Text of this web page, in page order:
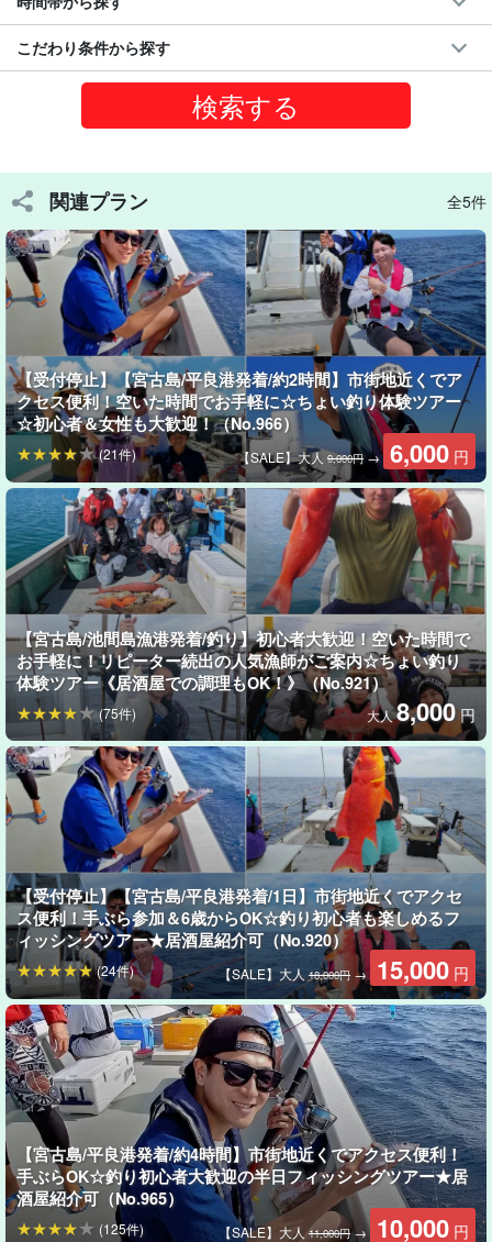
老若男女問わず楽しめる！
釣りの用具込みの手ぶらで参加可能
ツアー代金には釣り竿とエサ代も含まれているので、手ぶらでご
参加可能です。
竿の組み立てやエサ付けなどもインストラクターがサポートする
ので安心！年齢・性別関係なくご家族・お友達と楽しめるのも釣
りツアーの人気の理由です。
五目釣り
こだわり条件から探す
関連プラン 全5件
【受付停止】【宮古島/平良港発着/約2時間】市街地近くでア
クセス便利！空いた時間でお手軽に☆ちょい釣り体験ツアー
☆初心者＆女性も大歓迎！（No.966）
【SALE】大人 9,000円→ 6,000 円
(21件)
【宮古島/池間島漁港発着/釣り】初心者大歓迎！空いた時間で
お手軽に！リピーター続出の人気漁師がご案内☆ちょい釣り
体験ツアー《居酒屋での調理もOK！》（No.921）
大人8,000 円
(75件)
【受付停止】【宮古島/平良港発着/1日】市街地近くでアクセ
ス便利！手ぶら参加＆6歳からOK☆釣り初心者も楽しめるフ
ィッシングツアー★居酒屋紹介可（No.920）
【SALE】大人 18,000円 → 15,000 円
(24件)
【宮古島/平良港発着/約4時間】市街地近くでアクセス便利！
手ぶらOK☆釣り初心者大歓迎の半日フィッシングツアー★居
酒屋紹介可（No.965）
【SALE】大人11,000円→ 10,000 円
(125件)